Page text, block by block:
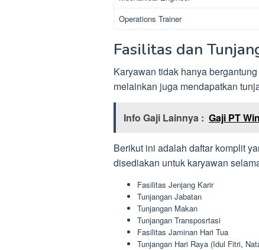
Operations Trainer
Fasilitas dan
Karyawan tidak hanya
melainkan juga mendapatkan
Info Gaji Lainnya : Gaji PT
Berikut ini adalah daftar komplit
disediakan untuk karyawan
Fasilitas Jenjang Karir
Tunjangan Jabatan
Tunjangan Makan
Tunjangan Transposrtasi
Fasilitas Jaminan Hari Tua
Tunjangan Hari Raya (Idul Fitri,